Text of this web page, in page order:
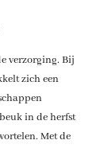
verzorging. Bij
zich een
in de herfst
Met de